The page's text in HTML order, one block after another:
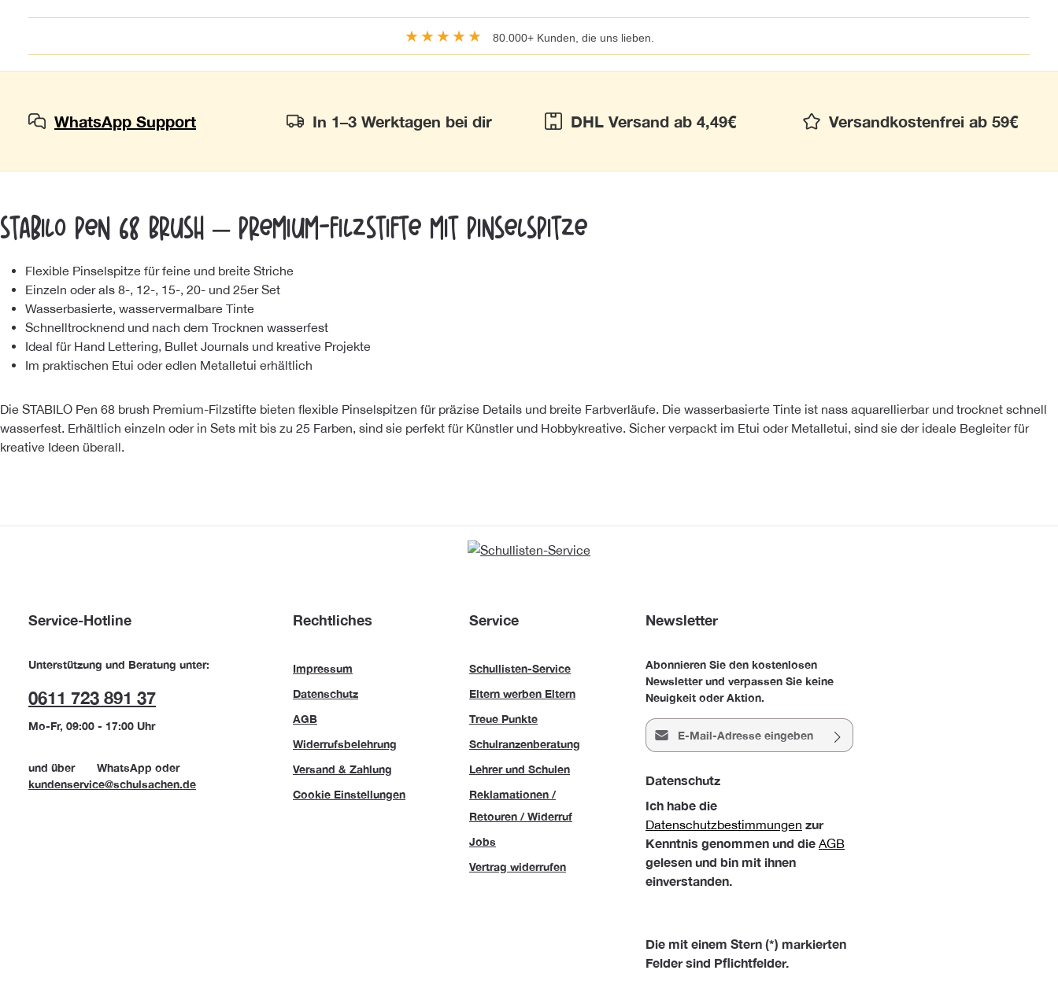
★★★★★ 80.000+ Kunden, die uns lieben.
WhatsApp Support In 1–3 Werktagen bei dir DHL Versand ab 4,49€ Versandkostenfrei ab 59€
STABILO Pen 68 brush – Premium-Filzstifte mit Pinselspitze
Flexible Pinselspitze für feine und breite Striche
Einzeln oder als 8-, 12-, 15-, 20- und 25er Set
Wasserbasierte, wasservermalbare Tinte
Schnelltrocknend und nach dem Trocknen wasserfest
Ideal für Hand Lettering, Bullet Journals und kreative Projekte
Im praktischen Etui oder edlen Metal­le­tui erhältlich
Die STABILO Pen 68 brush Premium-Filzstifte bieten flexible Pinselspitzen für präzise Details und breite Farbverläufe. Die wasserbasierte Tinte ist nass aquarellierbar und trocknet schnell
wasserfest. Erhältlich einzeln oder in Sets mit bis zu 25 Farben, sind sie perfekt für Künstler und Hobbykreative. Sicher verpackt im Etui oder Metal­le­tui, sind sie der ideale Begleiter für
kreative Ideen überall.
Service-Hotline
Unterstützung und Beratung unter:
0611 723 891 37
Mo-Fr, 09:00 - 17:00 Uhr
und über WhatsApp oder
kundenservice@schulsachen.de
Rechtliches
Impressum
Datenschutz
AGB
Widerrufsbelehrung
Versand & Zahlung
Cookie Einstellungen
Service
Schullisten-Service
Eltern werben Eltern
Treue Punkte
Schulranzenberatung
Lehrer und Schulen
Reklamationen /
Retouren / Widerruf
Jobs
Vertrag widerrufen
Newsletter
Abonnieren Sie den kostenlosen
Newsletter und verpassen Sie keine
Neuigkeit oder Aktion.
E-Mail-Adresse*
Datenschutz
Ich habe die
Datenschutzbestimmungen zur
Kenntnis genommen und die AGB
gelesen und bin mit ihnen
einverstanden.
Die mit einem Stern (*) markierten
Felder sind Pflichtfelder.